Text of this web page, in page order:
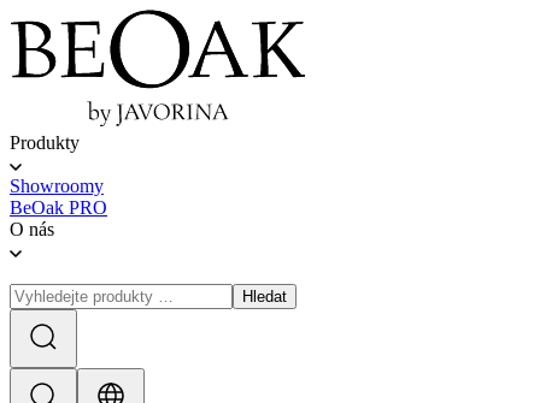
Produkty
Showroomy
BeOak PRO
O nás
Hledat